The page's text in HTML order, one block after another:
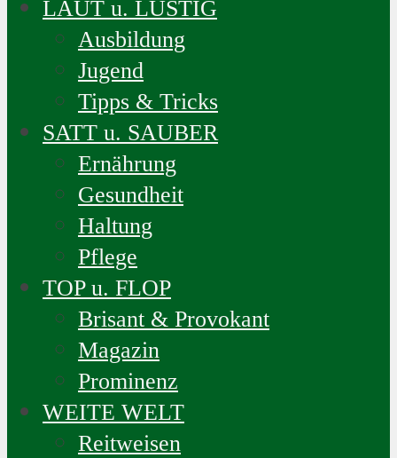
LAUT u. LUSTIG
Ausbildung
Jugend
Tipps & Tricks
SATT u. SAUBER
Ernährung
Gesundheit
Haltung
Pflege
TOP u. FLOP
Brisant & Provokant
Magazin
Prominenz
WEITE WELT
Reitweisen